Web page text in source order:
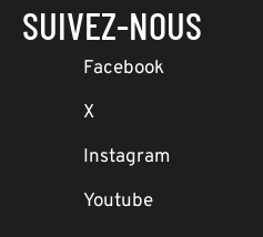
SUIVEZ-NOUS
Facebook
X
Instagram
Youtube